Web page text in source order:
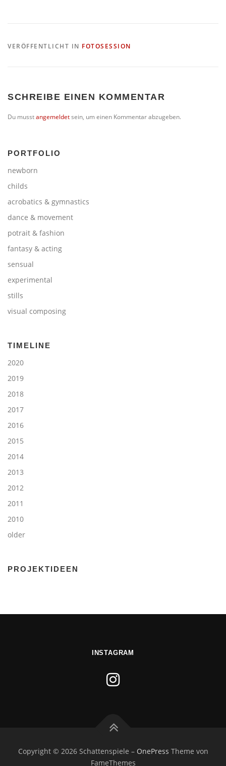
VERÖFFENTLICHT IN FOTOSESSION
SCHREIBE EINEN KOMMENTAR
Du musstangemeldetsein, um einen Kommentar abzugeben.
PORTFOLIO
newborn
childs
acrobatics & gymnastics
dance & movement
potrait & fashion
fantasy & acting
sensual
experimental
stills
visual composing
TIMELINE
2020
2019
2018
2017
2016
2015
2014
2013
2012
2011
2010
older
PROJEKTIDEEN
INSTAGRAM
Copyright © 2026 Schattenspiele – OnePress Theme von
FameThemes